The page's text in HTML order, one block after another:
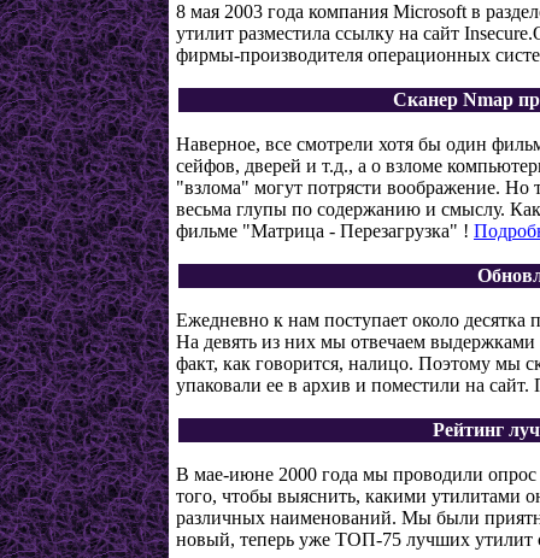
8 мая 2003 года компания Microsoft в
утилит разместила ссылку на сайт
фирмы-производителя операционных
Сканер Nmap
Наверное, все смотрели хотя бы один
сейфов, дверей и т.д., а о взломе
"взлома" могут потрясти воображение. Но
весьма глупы по содержанию и смыслу.
фильме "Матрица - Перезагрузка" !
Ежедневно к нам поступает около десятка
На девять из них мы отвечаем
факт, как говорится, налицо. Поэтому мы
упаковали ее в архив и поместили на
Рейтинг
В мае-июне 2000 года мы проводили опрос
того, чтобы выяснить, какими утилитами
различных наименований. Мы были
новый, теперь уже ТОП-75 лучших утилит